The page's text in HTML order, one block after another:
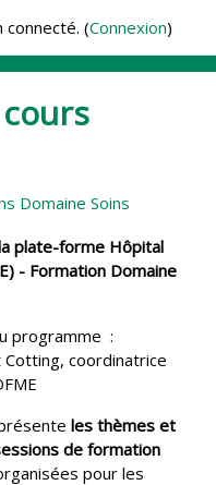
connecté. (Connexion)
Domaine Soins
plate-forme Hôpital
- Formation Domaine
programme :
Cotting, coordinatrice
les thèmes et
de formation
pour les